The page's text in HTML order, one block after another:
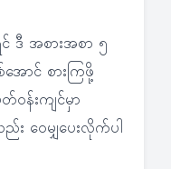
ဒီ အစားအစာ ၅
ောင် စားကြဖို့
န်းကျင်မှာ
ဝေမျှပေးလိုက်ပါ